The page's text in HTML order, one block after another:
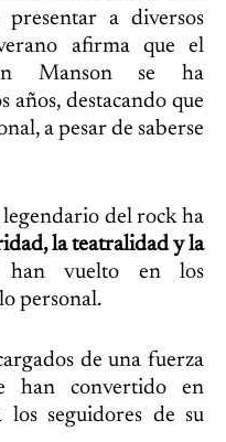
a diversos
afirma que el
Manson se ha
años, destacando que
a pesar de saberse
del rock ha
la teatralidad y la
vuelto en los
personal.
de una fuerza
han convertido en
los seguidores de su